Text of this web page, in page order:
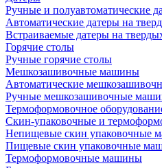
Ручные и полуавтоматические
Автоматические датеры на
Встраиваемые датеры на
Горячие столы
Ручные горячие столы
Мешкозашивочные машины
Автоматические
Ручные мешкозашивочные
Термоформовочное
Скин-упаковочные и
Непищевые скин упаковочные
Пищевые скин упаковочные
Термоформовочные машины